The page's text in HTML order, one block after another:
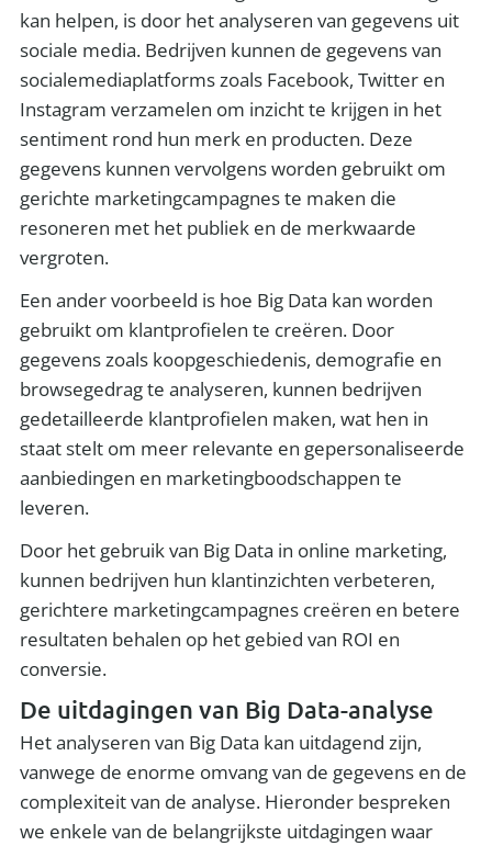
kan helpen, is door het analyseren van gegevens uit
sociale media. Bedrijven kunnen de gegevens van
socialemediaplatforms zoals Facebook, Twitter en
Instagram verzamelen om inzicht te krijgen in het
sentiment rond hun merk en producten. Deze
gegevens kunnen vervolgens worden gebruikt om
gerichte marketingcampagnes te maken die
resoneren met het publiek en de merkwaarde
vergroten.
Een ander voorbeeld is hoe Big Data kan worden
gebruikt om klantprofielen te creëren. Door
gegevens zoals koopgeschiedenis, demografie en
browsegedrag te analyseren, kunnen bedrijven
gedetailleerde klantprofielen maken, wat hen in
staat stelt om meer relevante en gepersonaliseerde
aanbiedingen en marketingboodschappen te
leveren.
Door het gebruik van Big Data in online marketing,
kunnen bedrijven hun klantinzichten verbeteren,
gerichtere marketingcampagnes creëren en betere
resultaten behalen op het gebied van ROI en
conversie.
De uitdagingen van Big Data-analyse
Het analyseren van Big Data kan uitdagend zijn,
vanwege de enorme omvang van de gegevens en de
complexiteit van de analyse. Hieronder bespreken
we enkele van de belangrijkste uitdagingen waar